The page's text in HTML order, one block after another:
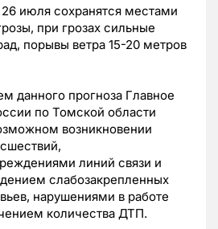
июля сохранятся местами
при грозах сильные
порывы ветра 15-20 метров
данного прогноза Главное
по Томской области
возникновении
линий связи и
слабозакрепленных
нарушениями в работе
количества ДТП.